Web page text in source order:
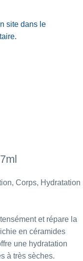
site dans le
, Corps, Hydratation
et répare la
en céramides
une hydratation
à très sèches.